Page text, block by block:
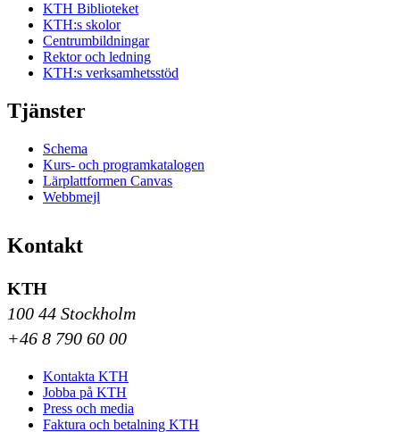
KTH Biblioteket
KTH:s skolor
Centrumbildningar
Rektor och ledning
KTH:s verksamhetsstöd
Tjänster
Schema
Kurs- och programkatalogen
Lärplattformen Canvas
Webbmejl
Kontakt
KTH
100 44 Stockholm
+46 8 790 60 00
Kontakta KTH
Jobba på KTH
Press och media
Faktura och betalning KTH